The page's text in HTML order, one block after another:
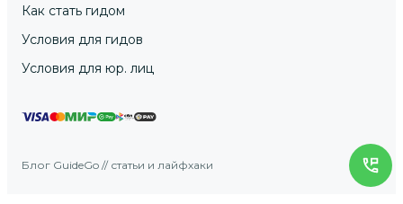
Как стать гидом
Условия для гидов
Условия для юр. лиц
Блог GuideGo // статьи и лайфхаки